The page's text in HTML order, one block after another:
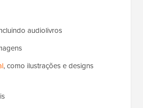
audiolivros
, como ilustrações e designs